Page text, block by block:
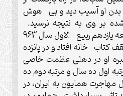
و بدن او آسیب دید و بی هوش
بر وی به نتیجه نرسید.
همایون در اواخر روز جمعه یازدهم ربیع الاول سال 963
از سقف کتاب خانه افتاد و در پانزده
او در دهلی عظمت خاصی
اول ده سال و مرتبه دوم ده
مهاجرت همایون به ایران، در